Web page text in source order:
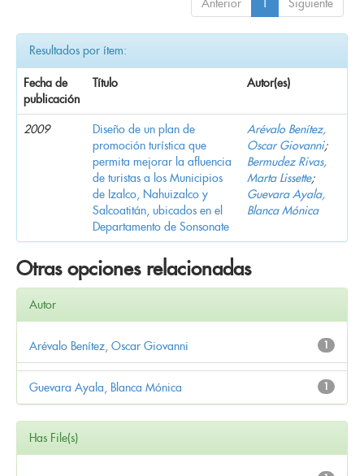
Resultados por ítem:
Fecha de
publicación
Título Autor(es)
2009
Diseño de un plan de
promoción turística que
permita mejorar la afluencia
de turistas a los Municipios
de Izalco, Nahuizalco y
Salcoatitán, ubicados en el
Departamento de Sonsonate
Arévalo Benítez,
Oscar Giovanni;
Bermudez Rivas,
Marta Lissette;
Guevara Ayala,
Blanca Mónica
Otras opciones relacionadas
Autor
1
Arévalo Benítez, Oscar Giovanni
1
Guevara Ayala, Blanca Mónica
Has File(s)